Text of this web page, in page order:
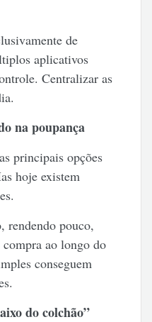
de
aplicativos
Centralizar as
na poupança
principais opções
hoje existem
rendendo pouco,
ao longo do
conseguem
do colchão”